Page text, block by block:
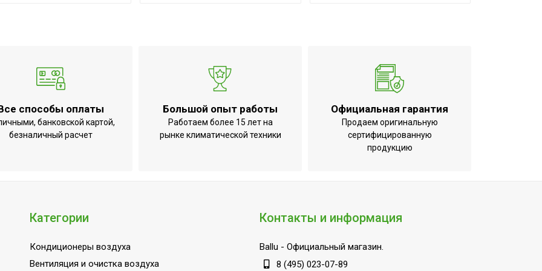
способы оплаты
банковской картой,
безналичный расчет
Большой опыт работы
Работаем более 15 лет на
рынке климатической техники
Официальная гарантия
Продаем оригинальную
сертифицированную
продукцию
Категории
Кондиционеры воздуха
Вентиляция и очистка воздуха
Контакты и информация
Ballu - Официальный магазин.
8 (495) 023-07-89